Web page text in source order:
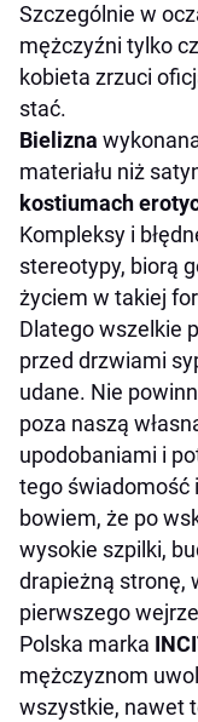
Szczególnie w
mężczyźni tylko
kobieta zrzuci
stać.
Bielizna
materiału niż
kostiumach
Kompleksy i
stereotypy, biorą
życiem w takiej
Dlatego wszelkie
przed drzwiami
udane. Nie
poza naszą
upodobaniami i
tego świadomość
bowiem, że po
wysokie szpilki,
drapieżną stronę,
pierwszego
Polska marka
mężczyznom
wszystkie, nawet